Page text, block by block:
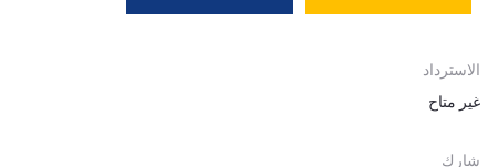
الاسترداد
غير متاح
شارك